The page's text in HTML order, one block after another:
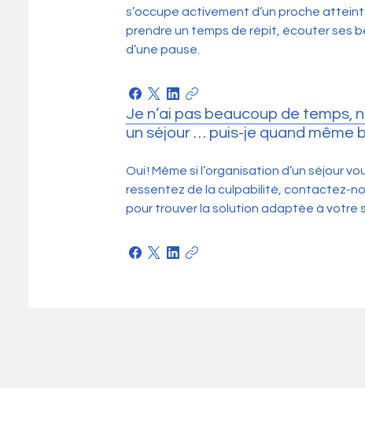
s’occupe activement d’un proche
prendre un temps de répit, écouter ses
d’une pause.
Je n’ai pas beaucoup de temps,
un séjour … puis-je quand même
Oui ! Même si l’organisation d’un séjour
ressentez de la culpabilité, contactez-
pour trouver la solution adaptée à votre